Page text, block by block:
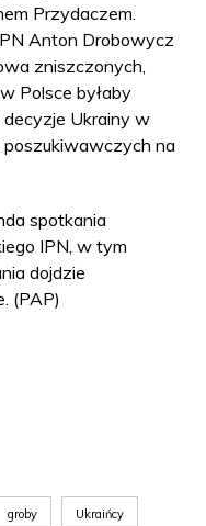
Przydaczem.
Anton Drobowycz
zniszczonych,
Polsce byłaby
Ukrainy w
na
spotkania
IPN, w tym
dojdzie
(PAP)
groby Ukraińcy